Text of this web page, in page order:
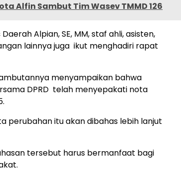
Alfin Sambut Tim Wasev TMMD 126
Alpian, SE, MM, staf ahli, asisten,
lainnya juga ikut menghadiri rapat
menyampaikan bahwa
DPRD telah menyepakati nota
perubahan itu akan dibahas lebih lanjut
tersebut harus bermanfaat bagi